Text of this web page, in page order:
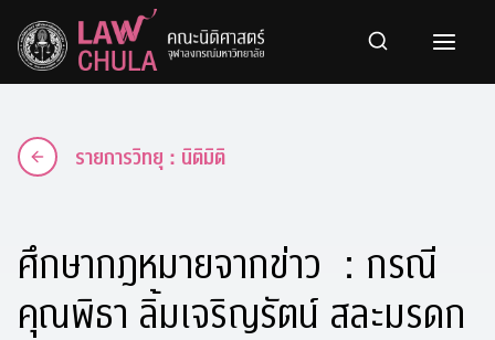
content
รายการวิทยุ : นิติมิติ
ศึกษากฎหมายจากข่าว : กรณี
คุณพิธา ลิ้มเจริญรัตน์ สละมรดก